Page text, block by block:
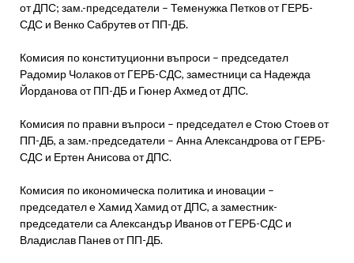
от ДПС; зам.-председатели – Теменужка Петков от ГЕРБ-
СДС и Венко Сабрутев от ПП-ДБ.
Комисия по конституционни въпроси – председател
Радомир Чолаков от ГЕРБ-СДС, заместници са Надежда
Йорданова от ПП-ДБ и Гюнер Ахмед от ДПС.
Комисия по правни въпроси – председател е Стою Стоев от
ПП-ДБ, а зам.-председатели – Анна Александрова от ГЕРБ-
СДС и Ертен Анисова от ДПС.
Комисия по икономическа политика и иновации –
председател е Хамид Хамид от ДПС, а заместник-
председатели са Александър Иванов от ГЕРБ-СДС и
Владислав Панев от ПП-ДБ.